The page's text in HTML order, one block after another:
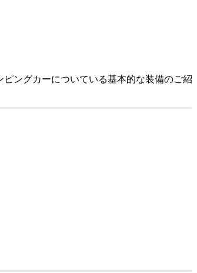
ングカーについている基本的な装備のご紹